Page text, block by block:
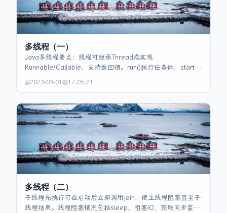
多线程（一）
Java多线程要点：线程可继承Thread或实现
Runnable/Callable，支持返回值。run()执行任务体，start()
塞、死亡。同步使用synchronized或Lock。通信方式包括
wait释放锁需notify；notify唤醒单个，notifyAll唤醒全部。
2023-03-01 17:05:21
多线程（二）
子线程先执行可在启动后立即调用join，使主线程阻塞直至子
线程结束。线程阻塞情况包括sleep、阻塞IO、获取同步监视